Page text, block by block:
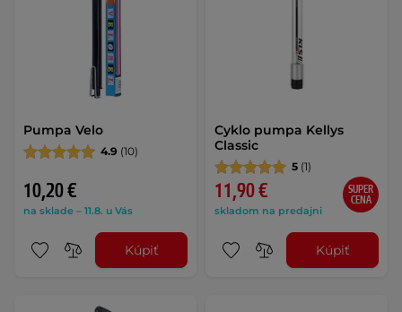
Pumpa Velo
4.9 (10)
10,20 €
na sklade – 11.8. u Vás
Kúpiť
Cyklo pumpa Kellys
Classic
5 (1)
11,90 €
skladom na predajni
SUPER
CENA
Kúpiť